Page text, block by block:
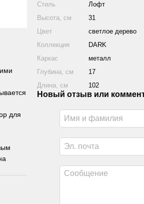
для
Стиль
Лофт
Высота, см
31
Цвет
светлое дерево
Коллекция
DARK
Каркас
металл
Глубина, см
17
Длина, см
102
Новый отзыв или